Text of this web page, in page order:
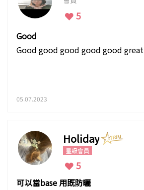
5
Good
Good good good good good great
05.07.2023
Holiday
星級會員
5
可以當base 用既防曬